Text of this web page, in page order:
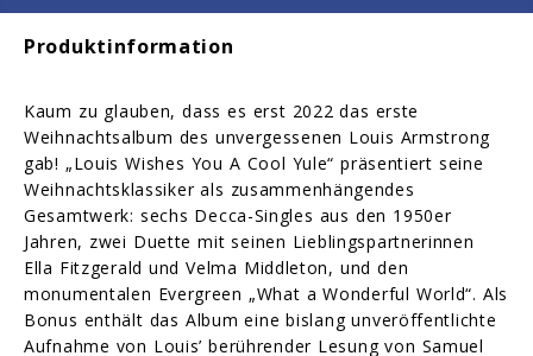
Produktinformation
Kaum zu glauben, dass es erst 2022 das erste
Weihnachtsalbum des unvergessenen Louis Armstrong
gab! „Louis Wishes You A Cool Yule“ präsentiert seine
Weihnachtsklassiker als zusammenhängendes
Gesamtwerk: sechs Decca-Singles aus den 1950er
Jahren, zwei Duette mit seinen Lieblingspartnerinnen
Ella Fitzgerald und Velma Middleton, und den
monumentalen Evergreen „What a Wonderful World“. Als
Bonus enthält das Album eine bislang unveröffentlichte
Aufnahme von Louis’ berührender Lesung von Samuel